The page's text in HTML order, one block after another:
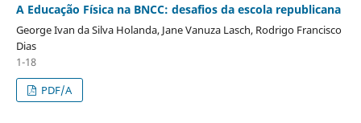
A Educação Física na BNCC: desafios da escola republicana
George Ivan da Silva Holanda, Jane Vanuza Lasch, Rodrigo Francisco
Dias
1-18
PDF/A